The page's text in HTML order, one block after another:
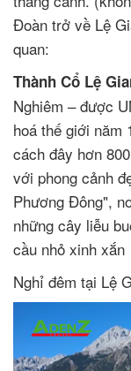
Đoàn trở về Lệ
quan:
Thành Cổ Lệ
Nghiêm – được
hoá thế giới năm
cách đây hơn
với phong cảnh
Phương Đông",
những cây liễu
cầu nhỏ xinh xắn
Nghỉ đêm tại Lệ